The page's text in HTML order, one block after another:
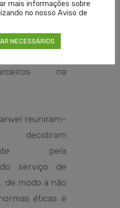
necessidade
dos serviços
na
reuniram-
pela
serviço de
de modo a não
éticas e
mais informações sobre
no nosso Aviso de
NECESSÁRIOS